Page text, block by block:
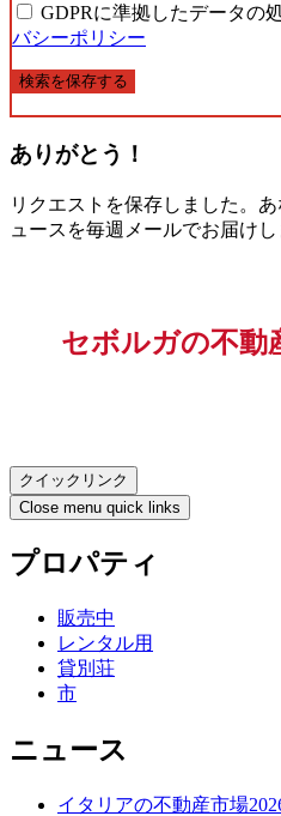
GDPRに準拠したデータの
バシーポリシー
検索を保存する
ありがとう！
リクエストを保存しました。
ュースを毎週メールでお届けし
セボルガの不動
クイックリンク
Close menu quick links
プロパティ
販売中
レンタル用
貸別荘
市
ニュース
イタリアの不動産市場